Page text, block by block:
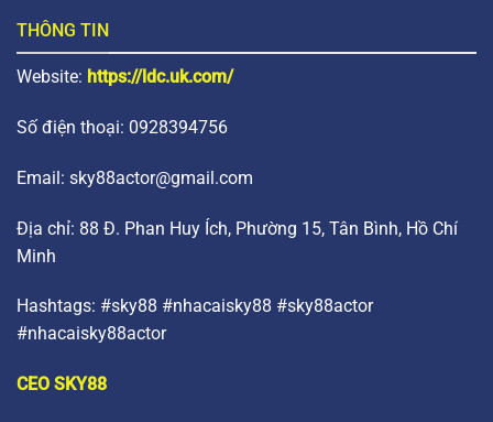
THÔNG TIN
Website: https://ldc.uk.com/
Số điện thoại: 0928394756
Email: sky88actor@gmail.com
Địa chỉ: 88 Đ. Phan Huy Ích, Phường 15, Tân Bình, Hồ Chí
Minh
Hashtags: #sky88 #nhacaisky88 #sky88actor
#nhacaisky88actor
CEO SKY88